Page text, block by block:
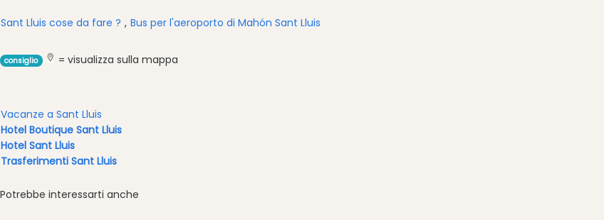
naturale
Buildings
Marina
Tourist
Attraction
Scenic
Sant Lluis cose da fare ? , Bus per l'aeroporto di Mahón Sant Lluis
consiglio = visualizza sulla mappa
Vacanze a Sant Lluis
Hotel Boutique Sant Lluis
Hotel Sant Lluis
Trasferimenti Sant Lluis
Potrebbe interessarti anche